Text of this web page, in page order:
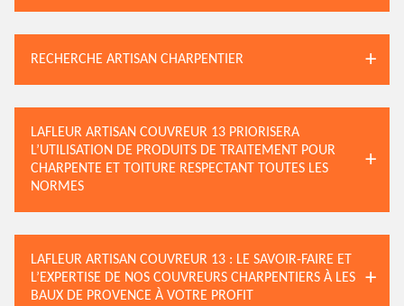
RECHERCHE ARTISAN CHARPENTIER
LAFLEUR ARTISAN COUVREUR 13 PRIORISERA
L’UTILISATION DE PRODUITS DE TRAITEMENT POUR
CHARPENTE ET TOITURE RESPECTANT TOUTES LES
NORMES
LAFLEUR ARTISAN COUVREUR 13 : LE SAVOIR-FAIRE ET
L’EXPERTISE DE NOS COUVREURS CHARPENTIERS À LES
BAUX DE PROVENCE À VOTRE PROFIT